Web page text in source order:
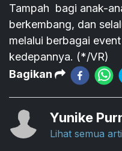
Tampah bagi anak-
berkembang, dan
melalui berbagai
kedepannya. (*/VR)
Bagikan
Yunike
Lihat semua